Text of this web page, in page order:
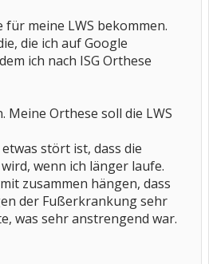
für meine LWS bekommen.
die ich auf Google
ich nach ISG Orthese
Meine Orthese soll die LWS
stört ist, dass die
wenn ich länger laufe.
zusammen hängen, dass
der Fußerkrankung sehr
was sehr anstrengend war.